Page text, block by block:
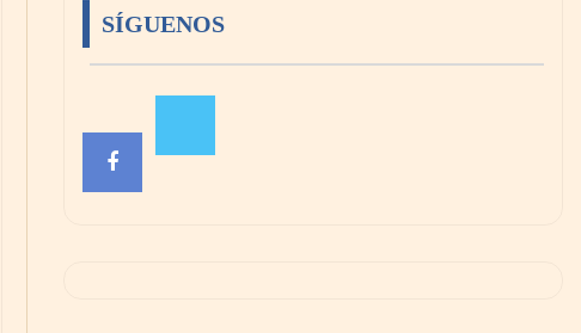
SÍGUENOS